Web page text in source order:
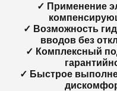
✓ Применение
✓ Возможность
вводов без
✓ Комплексный
✓ Быстрое